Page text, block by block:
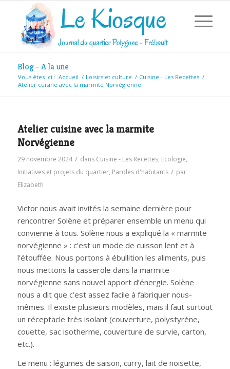
Blog - A la une
Vous êtes ici : Accueil / Loisirs et culture / Cuisine - Les Recettes /
Atelier cuisine avec la marmite Norvégienne
Atelier cuisine avec la marmite
Norvégienne
29 novembre 2024 / dans Cuisine - Les Recettes, Ecologie,
Initiatives et projets du quartier, Paroles d'habitants / par
Elizabeth
Victor nous avait invités la semaine dernière pour
rencontrer Solène et préparer ensemble un menu qui
convienne à tous. Solène nous a expliqué la « marmite
norvégienne » : c’est un mode de cuisson lent et à
l’étouffée. Nous portons à ébullition les aliments, puis
nous mettons la casserole dans la marmite
norvégienne sans nouvel apport d’énergie. Solène
nous a dit que c’est assez facile à fabriquer nous-
mêmes. Il existe plusieurs modèles, mais il faut surtout
un réceptacle très isolant (couverture, polystyrène,
couette, sac isotherme, couverture de survie, carton,
etc.).
Le menu : légumes de saison, curry, lait de noisette,